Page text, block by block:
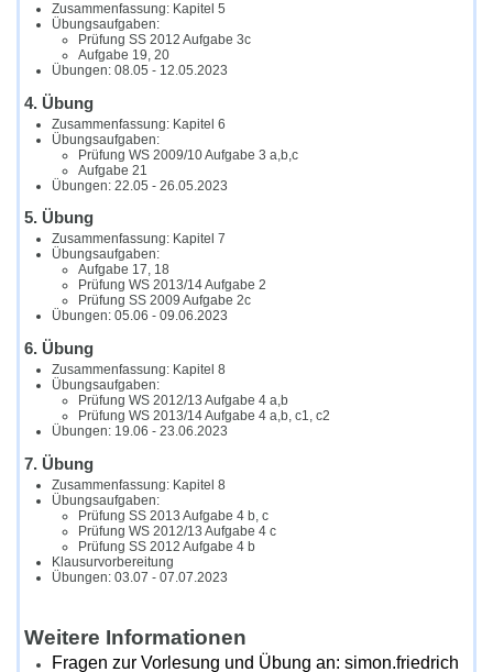
Zusammenfassung: Kapitel 5
Übungsaufgaben:
Prüfung SS 2012 Aufgabe 3c
Aufgabe 19, 20
Übungen: 08.05 - 12.05.2023
4. Übung
Zusammenfassung: Kapitel 6
Übungsaufgaben:
Prüfung WS 2009/10 Aufgabe 3 a,b,c
Aufgabe 21
Übungen: 22.05 - 26.05.2023
5. Übung
Zusammenfassung: Kapitel 7
Übungsaufgaben:
Aufgabe 17, 18
Prüfung WS 2013/14 Aufgabe 2
​Prüfung SS 2009 Aufgabe 2c
Übungen: 05.06 - 09.06.2023
6. Übung
Zusammenfassung: Kapitel 8
Übungsaufgaben:
Prüfung WS 2012/13 Aufgabe 4 a,b
Prüfung WS 2013/14Aufgabe 4 a,b, c1, c2
Übungen: 19.06 - 23.06.2023
7. Übung
Zusammenfassung: Kapitel 8
Übungsaufgaben:
Prüfung SS 2013 Aufgabe 4 b, c
Prüfung WS 2012/13 Aufgabe 4 c
Prüfung SS 2012 Aufgabe 4 b
Klausurvorbereitung
Übungen: 03.07 - 07.07.2023
Weitere Informationen
Fragen zur Vorlesung und Übung an: simon.friedrich